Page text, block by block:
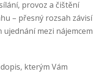
provoz a čištění
– přesný rozsah závisí
mezi nájemcem
kterým Vám